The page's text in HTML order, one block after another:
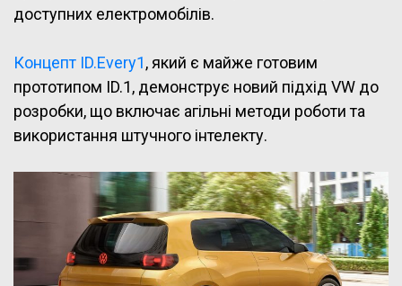
доступних електромобілів.
Концепт ID.Every1, який є майже готовим
прототипом ID.1, демонструє новий підхід VW до
розробки, що включає агільні методи роботи та
використання штучного інтелекту.